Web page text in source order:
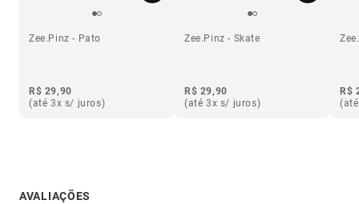
Zee.Pinz - Pato
R$ 29,90
(até 3x s/ juros)
Zee.Pinz - Skate
R$ 29,90
(até 3x s/ juros)
R$
AVALIAÇÕES